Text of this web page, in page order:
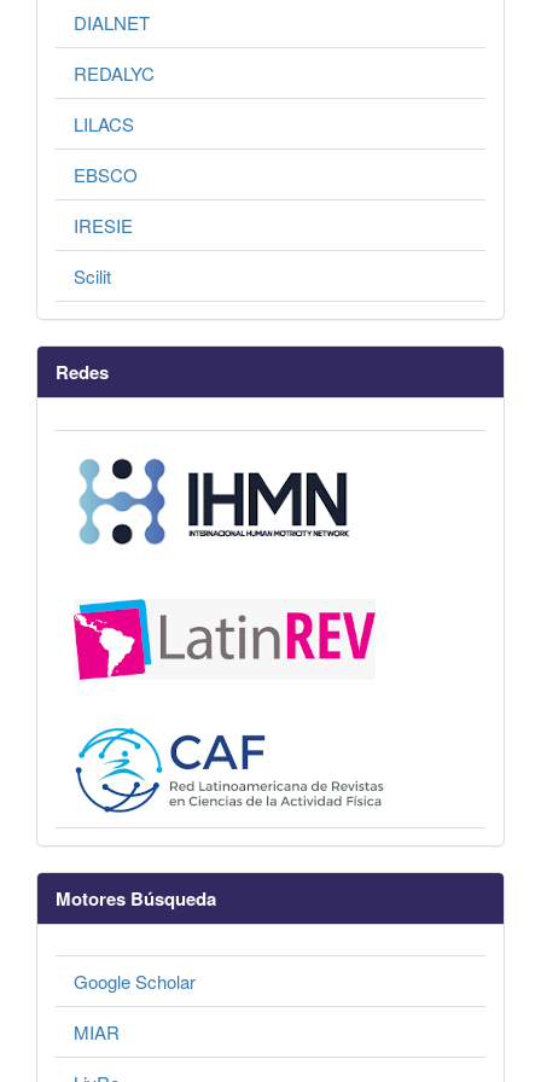
DIALNET
REDALYC
LILACS
EBSCO
IRESIE
Scilit
Redes
Motores Búsqueda
Google Scholar
MIAR